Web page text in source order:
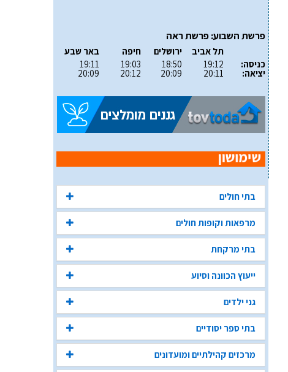
פרשת השבוע: פרשת ראה
כניסה:
יציאה:
תל אביב
19:12
20:11
ירושלים
18:50
20:09
חיפה
19:03
20:12
באר שבע
19:11
20:09
בתי חולים
מרפאות וקופות חולים
בתי מרקחת
ייעוץ הכוונה וסיוע
גני ילדים
בתי ספר יסודיים
מרכזים קהילתיים ומועדונים